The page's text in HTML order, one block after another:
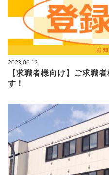
お
2023.06.13
【求職者様向け】ご求職
す！